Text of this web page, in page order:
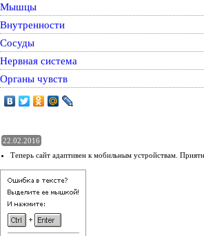
Мышцы
Внутренности
Сосуды
Нервная система
Органы чувств
22.02.2016
Теперь сайт адаптивен к мобильным устройствам.